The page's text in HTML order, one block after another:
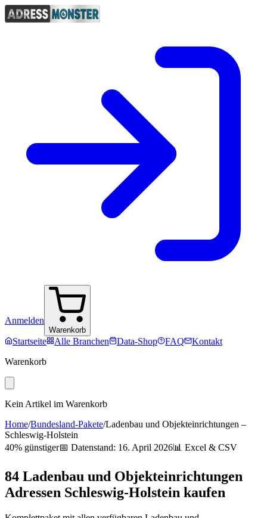
Anmelden
Warenkorb
Startseite Alle Branchen Data-Shop FAQ
Kontakt
Warenkorb
Kein Artikel im Warenkorb
Home/Bundesland-Pakete/Ladenbau und Objekteinrichtungen –
Schleswig-Holstein
40% günstiger📅 Datenstand: 16. April 2026📊 Excel & CSV
84 Ladenbau und Objekteinrichtungen
Adressen Schleswig-Holstein kaufen